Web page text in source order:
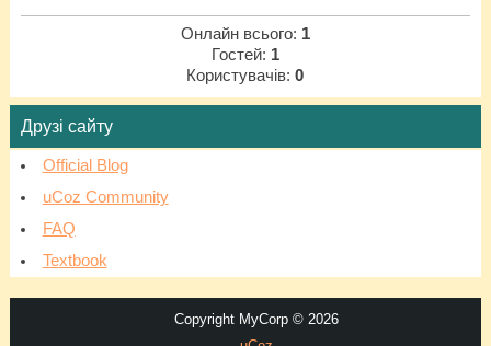
Онлайн всього: 1
Гостей: 1
Користувачів:0
Друзі сайту
Official Blog
uCoz Community
FAQ
Textbook
Copyright MyCorp © 2026